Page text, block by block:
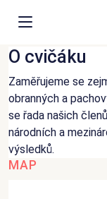
Události
Články
Psí aktivity
Místa
Cvičák
O cvičáku
Zaměřujeme se
obranných a
se řada našich
národních a
výsledků.
MAP